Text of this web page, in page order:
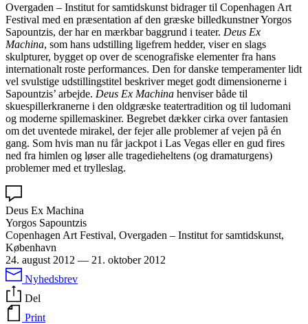
Overgaden – Institut for samtidskunst bidrager til Copenhagen Art
Festival med en præsentation af den græske billedkunstner Yorgos
Sapountzis, der har en mærkbar baggrund i teater. Deus Ex
Machina, som hans udstilling ligefrem hedder, viser en slags
skulpturer, bygget op over de scenografiske elementer fra hans
internationalt roste performances. Den for danske temperamenter lidt
vel svulstige udstillingstitel beskriver meget godt dimensionerne i
Sapountzis’ arbejde. Deus Ex Machina henviser både til
skuespillerkranerne i den oldgræske teatertradition og til ludomani
og moderne spillemaskiner. Begrebet dækker cirka over fantasien
om det uventede mirakel, der fejer alle problemer af vejen på én
gang. Som hvis man nu får jackpot i Las Vegas eller en gud fires
ned fra himlen og løser alle tragedieheltens (og dramaturgens)
problemer med et trylleslag.
Deus Ex Machina
Yorgos Sapountzis
Copenhagen Art Festival, Overgaden – Institut for samtidskunst,
København
24. august 2012 — 21. oktober 2012
Nyhedsbrev
Del
Print